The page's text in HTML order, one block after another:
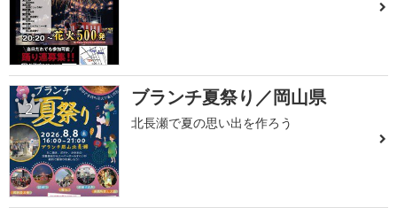
2 ブランチ夏祭り／岡山県
北長瀬で夏の思い出を作ろう